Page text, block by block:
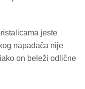
jeste
napadača nije
on beleži odlične